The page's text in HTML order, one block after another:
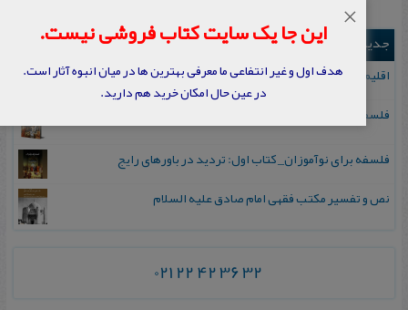
جدیدترین ها
اقلیم مورخان؛ مهارت‌های تاریخ ورزی علمی
فلسفه برای نوآموزان_ کتاب دوم: پرسش درباره واقعیت و معرفت
فلسفه برای نوآموزان_ کتاب اول: تردید در باورهای رایج
نص و تفسیر مکتب فقهی امام صادق علیه السلام
021 22 42 36 32
این جا یک سایت کتاب فروشی نیست.
هدف اول و غیر انتفاعی ما معرفی بهترین ها در میان انبوه آثار است.
در عین حال امکان خرید هم دارید.
×